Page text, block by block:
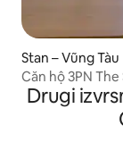
Stan – Vũng Tàu
Căn hộ 3PN The
Drugi